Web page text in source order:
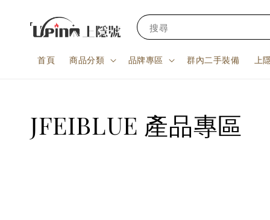
搜尋
首頁 商品分類 品牌專區 群內二手裝備 上
JFEIBLUE 產品專區